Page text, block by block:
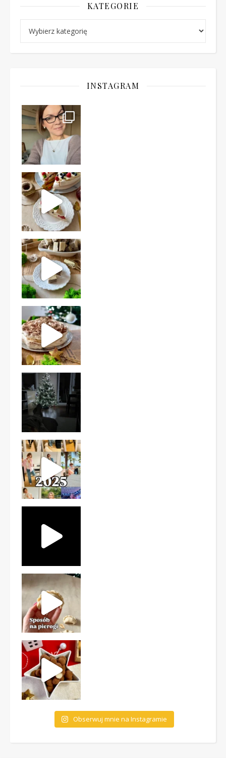
KATEGORIE
INSTAGRAM
Ten deser to prawdziwy HIT PRL-u! Wafle przełożo
Obserwuj mnie na Instagramie